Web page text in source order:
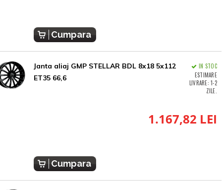
Cumpara
Janta aliaj GMP STELLAR BDL 8x18 5x112
ET35 66,6
IN STOC
ESTIMARE
LIVRARE: 1-2
ZILE.
1.167,82 LEI
Cumpara